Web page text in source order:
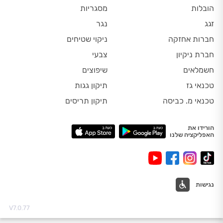
הובלות
זגג
חברות אחזקה
חברת ניקיון
חשמלאים
טכנאי גז
טכנאי מ. כביסה
מסגריות
נגר
ניקוי שטיחים
צבעי
שיפוצים
תיקון גגות
תיקון תריסים
הורידו את
האפליקציה שלנו
נגישות
V7.0.77